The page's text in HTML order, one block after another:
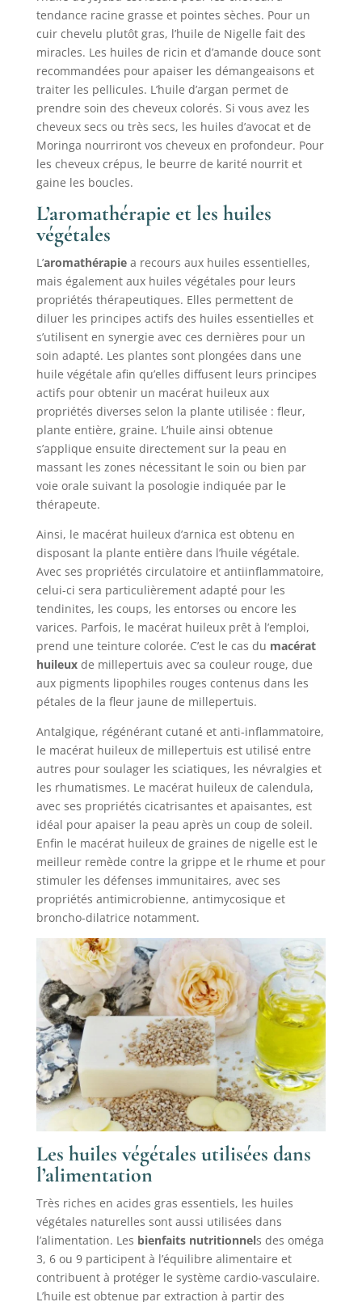
tendance racine grasse et pointes sèches. Pour un
cuir chevelu plutôt gras, l’huile de Nigelle fait des
miracles. Les huiles de ricin et d’amande douce sont
recommandées pour apaiser les démangeaisons et
traiter les pellicules. L’huile d’argan permet de
prendre soin des cheveux colorés. Si vous avez les
cheveux secs ou très secs, les huiles d’avocat et de
Moringa nourriront vos cheveux en profondeur. Pour
les cheveux crépus, le beurre de karité nourrit et
gaine les boucles.
L’aromathérapie et les huiles
végétales
L’aromathérapiea recours aux huiles essentielles,
mais également aux huiles végétales pour leurs
propriétés thérapeutiques. Elles permettent de
diluer les principes actifs des huiles essentielles et
s’utilisent en synergie avec ces dernières pour un
soin adapté. Les plantes sont plongées dans une
huile végétale afin qu’elles diffusent leurs principes
actifs pour obtenir un macérat huileux aux
propriétés diverses selon la plante utilisée : fleur,
plante entière, graine. L’huile ainsi obtenue
s’applique ensuite directement sur la peau en
massant les zones nécessitant le soin ou bien par
voie orale suivant la posologie indiquée par le
thérapeute.
Ainsi, le macérat huileux d’arnica est obtenu en
disposant la plante entière dans l’huile végétale.
Avec ses propriétés circulatoire et antiinflammatoire,
celui-ci sera particulièrement adapté pour les
tendinites, les coups, les entorses ou encore les
varices. Parfois, le macérat huileux prêt à l’emploi,
prend une teinture colorée. C’est le cas du macérat
huileuxde millepertuis avec sa couleur rouge, due
aux pigments lipophiles rouges contenus dans les
pétales de la fleur jaune de millepertuis.
Antalgique, régénérant cutané et anti-inflammatoire,
le macérat huileux de millepertuis est utilisé entre
autres pour soulager les sciatiques, les névralgies et
les rhumatismes. Le macérat huileux de calendula,
avec ses propriétés cicatrisantes et apaisantes, est
idéal pour apaiser la peau après un coup de soleil.
Enfin le macérat huileux de graines de nigelle est le
meilleur remède contre la grippe et le rhume et pour
stimuler les défenses immunitaires, avec ses
propriétés antimicrobienne, antimycosique et
broncho-dilatrice notamment.
Les huiles végétales utilisées dans
l’alimentation
Très riches en acides gras essentiels, les huiles
végétales naturelles sont aussi utilisées dans
l’alimentation. Les bienfaits nutritionnels des oméga
3, 6 ou 9 participent à l’équilibre alimentaire et
contribuent à protéger le système cardio-vasculaire.
L’huile est obtenue par extraction à partir des